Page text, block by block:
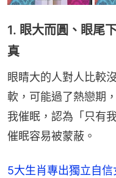
1. 眼大而圓、眼尾
真
眼睛大的人對人比較
軟，可能過了熱戀期
我催眠，認為「只有
催眠容易被蒙蔽。
5大生肖專出獨立自